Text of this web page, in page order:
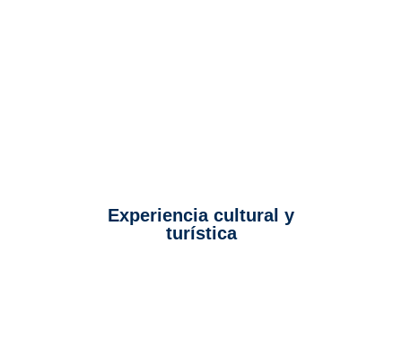
Experiencia cultural y
turística